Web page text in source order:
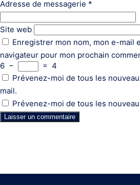
Adresse de messagerie *
Site web
Enregistrer mon nom, mon e-mail
navigateur pour mon prochain
6 − = 4
Prévenez-moi de tous les
mail.
Prévenez-moi de tous les